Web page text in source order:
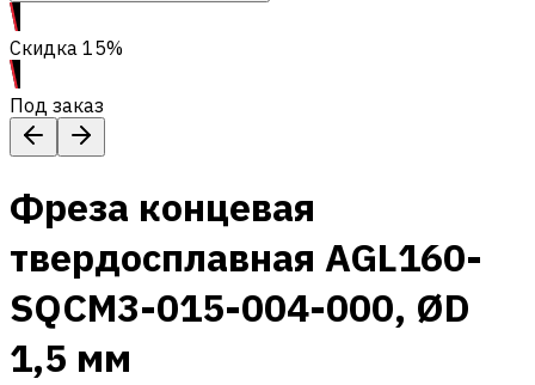
Скидка 15%
Под заказ
Фреза концевая
твердосплавная AGL160-
SQCM3-015-004-000, ØD
1,5 мм